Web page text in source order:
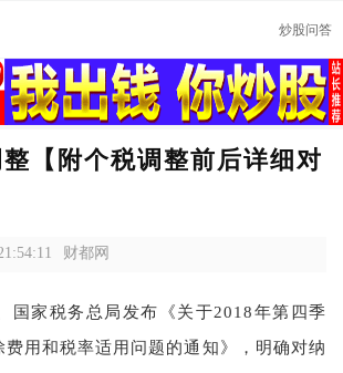
炒股问答
【附个税调整前后详细对
财都网
国家税务总局发布《关于2018年第四季
费用和税率适用问题的通知》，明确对纳